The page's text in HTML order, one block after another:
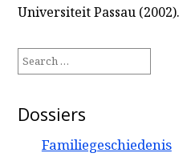
Universiteit Passau (2002).
for:
Dossiers
Familiegeschiedenis